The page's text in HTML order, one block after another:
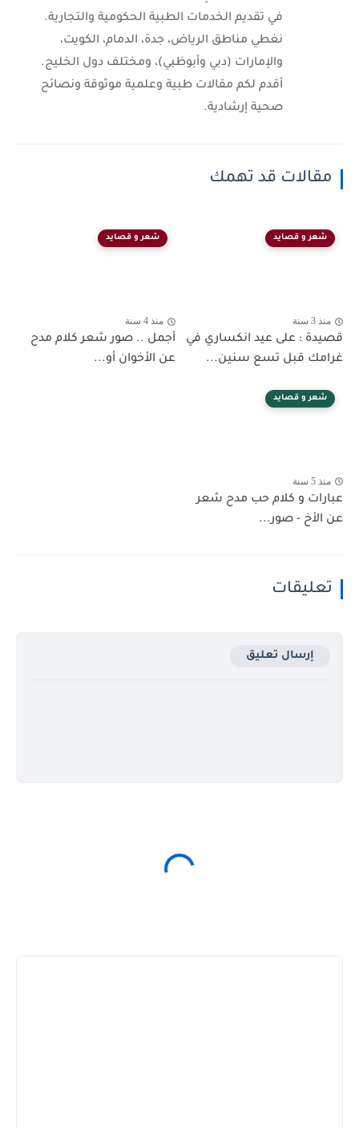
في تقديم الخدمات الطبية الحكومية والتجارية.
نغطي مناطق الرياض، جدة، الدمام، الكويت،
والإمارات (دبي وأبوظبي)، ومختلف دول الخليج.
أقدم لكم مقالات طبية وعلمية موثوقة ونصائح
صحية إرشادية.
مقالات قد تهمك
شعر و قصايد
منذ 3 سنة
قصيدة : على عيد انكساري في
غرامك قبل تسع سنين...
شعر و قصايد
منذ 4 سنة
أجمل .. صور شعر كلام مدح
عن الأخوان أو...
شعر و قصايد
منذ 5 سنة
عبارات و كلام حب مدح شعر
عن الأخ - صور...
تعليقات
إرسال تعليق